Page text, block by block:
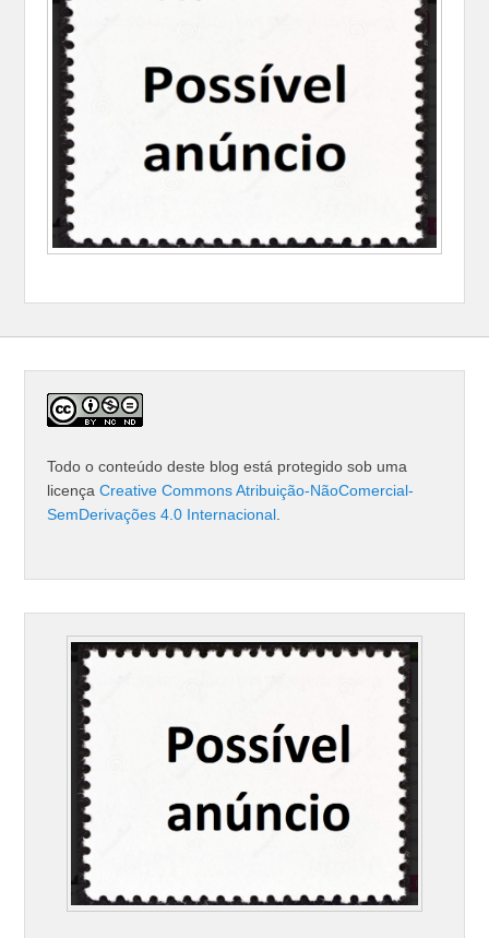
Todo o conteúdo deste blog está protegido sob uma
licençaCreative Commons Atribuição-NãoComercial-
SemDerivações 4.0 Internacional